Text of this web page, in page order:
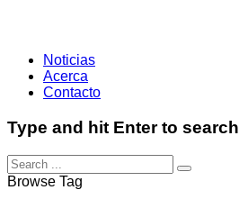
Noticias
Acerca
Contacto
Type and hit Enter to search
Browse Tag